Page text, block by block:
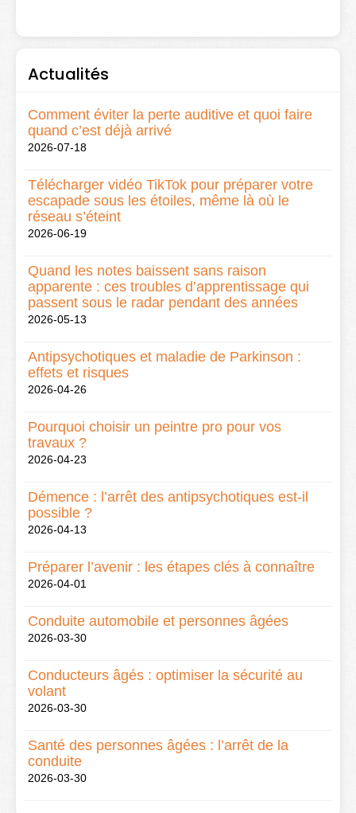
Actualités
Comment éviter la perte auditive et quoi faire
quand c’est déjà arrivé
2026-07-18
Télécharger vidéo TikTok pour préparer votre
escapade sous les étoiles, même là où le
réseau s’éteint
2026-06-19
Quand les notes baissent sans raison
apparente : ces troubles d’apprentissage qui
passent sous le radar pendant des années
2026-05-13
Antipsychotiques et maladie de Parkinson :
effets et risques
2026-04-26
Pourquoi choisir un peintre pro pour vos
travaux ?
2026-04-23
Démence : l’arrêt des antipsychotiques est-il
possible ?
2026-04-13
Préparer l’avenir : les étapes clés à connaître
2026-04-01
Conduite automobile et personnes âgées
2026-03-30
Conducteurs âgés : optimiser la sécurité au
volant
2026-03-30
Santé des personnes âgées : l’arrêt de la
conduite
2026-03-30